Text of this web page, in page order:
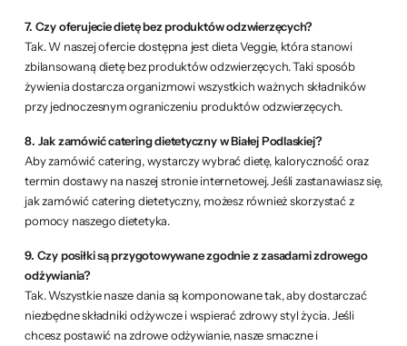
7. Czy oferujecie dietę bez produktów odzwierzęcych?
Tak. W naszej ofercie dostępna jest dieta Veggie, która stanowi
zbilansowaną dietę bez produktów odzwierzęcych. Taki sposób
żywienia dostarcza organizmowi wszystkich ważnych składników
przy jednoczesnym ograniczeniu produktów odzwierzęcych.
8. Jak zamówić catering dietetyczny w Białej Podlaskiej?
Aby zamówić catering, wystarczy wybrać dietę, kaloryczność oraz
termin dostawy na naszej stronie internetowej. Jeśli zastanawiasz się,
jak zamówić catering dietetyczny, możesz również skorzystać z
pomocy naszego dietetyka.
9. Czy posiłki są przygotowywane zgodnie z zasadami zdrowego
odżywiania?
Tak. Wszystkie nasze dania są komponowane tak, aby dostarczać
niezbędne składniki odżywcze i wspierać zdrowy styl życia. Jeśli
chcesz postawić na zdrowe odżywianie, nasze smaczne i